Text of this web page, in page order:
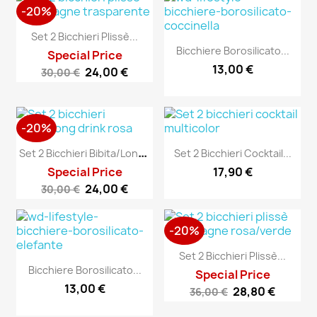
Set 2 Bicchieri Plissè...
Special Price
30,00 € 24,00 €
-20%
Bicchiere Borosilicato...
13,00 €
S
Et 2 Bicchieri Bibita/long...
Special Price
30,00 € 24,00 €
-20%
Set 2 Bicchieri Cocktail...
17,90 €
Bicchiere Borosilicato...
13,00 €
Set 2 Bicchieri Plissè...
Special Price
36,00 € 28,80 €
-20%